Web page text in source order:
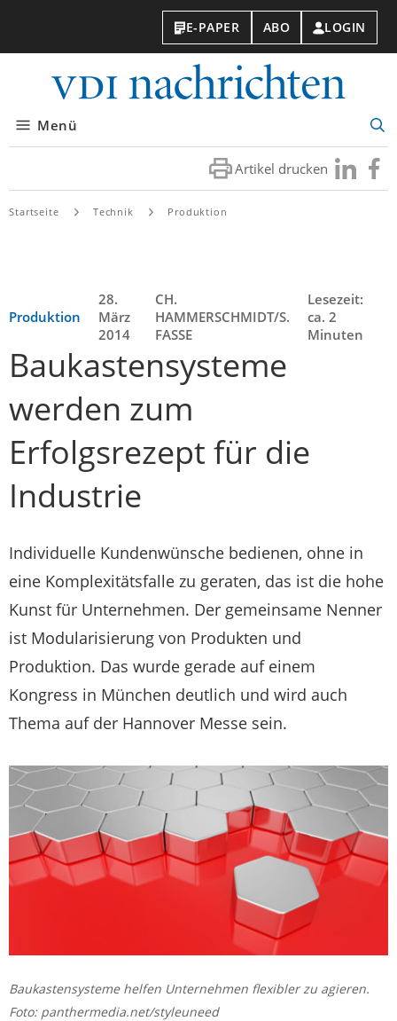
E-PAPER ABO LOGIN
Menü
Artikel drucken Besuchen
Sie
Sie
Startseite Technik Produktion
Produktion
28.
März
2014
CH.
HAMMERSCHMIDT/S.
FASSE
Lesezeit:
ca. 2
Minuten
Baukastensysteme
werden zum
Erfolgsrezept für die
Industrie
Individuelle Kundenwünsche bedienen, ohne in
eine Komplexitätsfalle zu geraten, das ist die hohe
Kunst für Unternehmen. Der gemeinsame Nenner
ist Modularisierung von Produkten und
Produktion. Das wurde gerade auf einem
Kongress in München deutlich und wird auch
Thema auf der Hannover Messe sein.
Baukastensysteme helfen Unternehmen flexibler zu agieren.
Foto: panthermedia.net/styleuneed